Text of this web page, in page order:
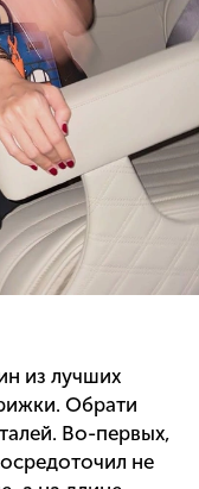
из лучших
Обрати
Во-первых,
не